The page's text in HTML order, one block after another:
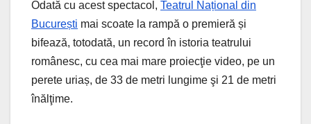
Odată cu acest spectacol, Teatrul Național din
București mai scoate la rampă o premieră și
bifează, totodată, un record în istoria teatrului
românesc, cu cea mai mare proiecţie video, pe un
perete uriaș, de 33 de metri lungime şi 21 de metri
înălţime.